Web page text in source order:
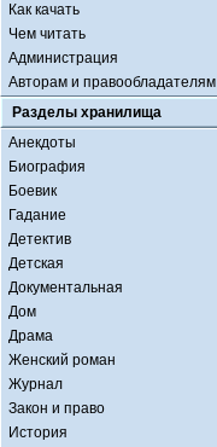
Как качать
Чем читать
Администрация
Авторам и правообладателям
Разделы хранилища
Анекдоты
Биография
Боевик
Гадание
Детектив
Детская
Документальная
Дом
Драма
Женский роман
Журнал
Закон и право
История